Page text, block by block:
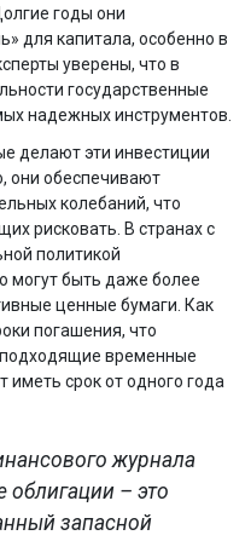
годы они
для капитала, особенно в
уверены, что в
государственные
надежных инструментов.
делают эти инвестиции
они обеспечивают
колебаний, что
рисковать. В странах с
политикой
могут быть даже более
ценные бумаги. Как
погашения, что
временные
иметь срок от одного года
журнала
облигации – это
запасной